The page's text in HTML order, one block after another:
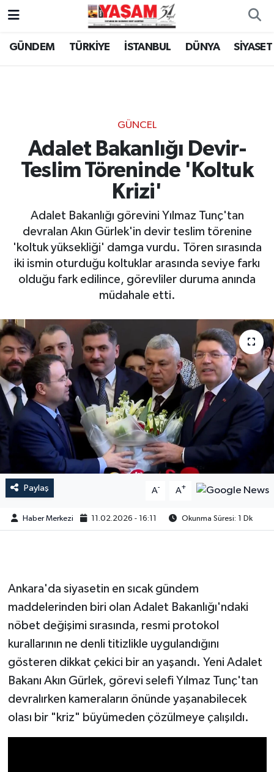
GÜNDEM TÜRKİYE İSTANBUL DÜNYA SİYASET
GÜNCEL
Adalet Bakanlığı Devir-
Teslim Töreninde 'Koltuk
Krizi'
Adalet Bakanlığı görevini Yılmaz Tunç'tan
devralan Akın Gürlek'in devir teslim törenine
'koltuk yüksekliği' damga vurdu. Tören sırasında
iki ismin oturduğu koltuklar arasında seviye farkı
olduğu fark edilince, görevliler duruma anında
müdahale etti.
Paylaş A- A+
Haber Merkezi 11.02.2026 - 16:11 Okunma Süresi: 1 Dk
Ankara'da siyasetin en sıcak gündem
maddelerinden biri olan Adalet Bakanlığı'ndaki
nöbet değişimi sırasında, resmi protokol
kurallarının ne denli titizlikle uygulandığını
gösteren dikkat çekici bir an yaşandı. Yeni Adalet
Bakanı Akın Gürlek, görevi selefi Yılmaz Tunç'tan
devralırken kameraların önünde yaşanabilecek
olası bir "kriz" büyümeden çözülmeye çalışıldı.